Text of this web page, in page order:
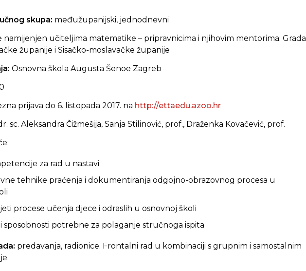
skupa: međužupanijski, jednodnevni
namijenjen učiteljima matematike – pripravnicima i njihovim mentorima: Grada
županije i Sisačko-moslavačke županije
Osnovna škola Augusta Šenoe Zagreb
prijava do 6. listopada 2017. na http://ettaedu.azoo.hr
sc. Aleksandra Čižmešija, Sanja Stilinović, prof., Draženka Kovačević, prof.
za rad u nastavi
tehnike praćenja i dokumentiranja odgojno-obrazovnog procesa u
procese učenja djece i odraslih u osnovnoj školi
sposobnosti potrebne za polaganje stručnoga ispita
predavanja, radionice. Frontalni rad u kombinaciji s grupnim i samostalnim